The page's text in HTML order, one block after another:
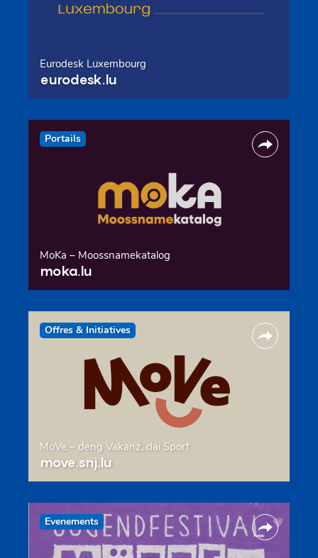
Eurodesk Luxembourg
eurodesk.lu
Portails
MoKa – Moossnamekatalog
moka.lu
Offres & Initiatives
MoVe – deng Vakanz, däi Sport
move.snj.lu
Evenements